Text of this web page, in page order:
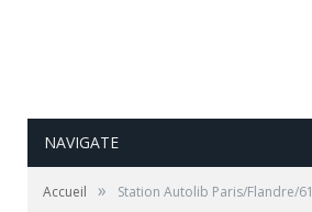
NAVIGATE
Accueil » Station Autolib Paris/Flandre/61